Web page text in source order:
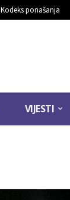
Kodeks ponašanja
VIJESTI